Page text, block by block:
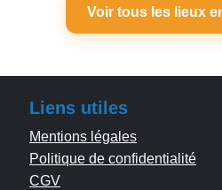
Voir tous les lieux
Liens utiles
Mentions légales
Politique de confidentialité
CGV